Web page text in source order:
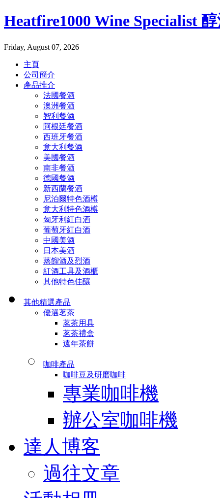
Heatfire1000 Wine Specialist
Friday, August 07, 2026
主頁
公司簡介
產品推介
法國餐酒
澳洲餐酒
智利餐酒
阿根廷餐酒
西班牙餐酒
意大利餐酒
美國餐酒
南非餐酒
德國餐酒
新西蘭餐酒
尼泊爾特色酒樽
意大利特色酒樽
匈牙利紅白酒
葡萄牙紅白酒
中國美酒
日本美酒
蒸餾酒及烈酒
紅酒工具及酒櫃
其他特色佳釀
其他精選產品
優選茗茶
茗茶用具
茗茶禮盒
遠年茶餅
咖啡產品
咖啡豆及研磨咖啡
專業咖啡機
辦公室咖啡機
達人博客
過往文章